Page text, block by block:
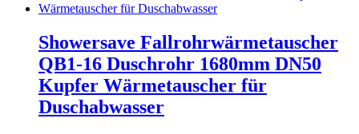
Showersave Fallrohrwärmetauscher
QB1-16 Duschrohr 1680mm DN50
Kupfer Wärmetauscher für
Duschabwasser